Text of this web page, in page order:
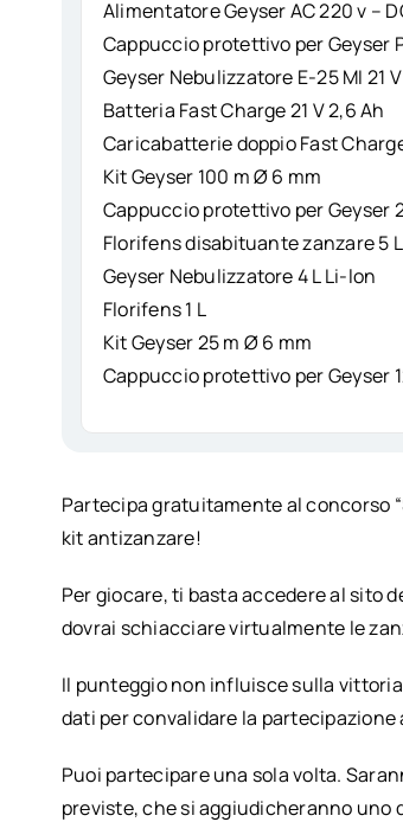
Alimentatore Geyser AC 220 v –
Cappuccio protettivo per Geyser
Geyser Nebulizzatore E-25 MI 21 V
Batteria Fast Charge 21 V 2,6 Ah
Caricabatterie doppio Fast
Kit Geyser 100 m Ø 6 mm
Cappuccio protettivo per Geyser
Florifens disabituante zanzare 5 L
Geyser Nebulizzatore 4 L Li-lon
Florifens 1 L
Kit Geyser 25 m Ø 6 mm
Cappuccio protettivo per Geyser
Partecipa gratuitamente al concorso “
kit antizanzare!
Per giocare, ti basta accedere al sito
dovrai schiacciare virtualmente le
Il punteggio non influisce sulla
dati per convalidare la partecipazione
Puoi partecipare una sola volta.
previste, che si aggiudicheranno uno